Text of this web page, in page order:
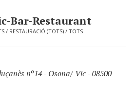
Bar-Restaurant
/ RESTAURACIÓ (TOTS) / TOTS
nº14- Osona/ Vic - 08500